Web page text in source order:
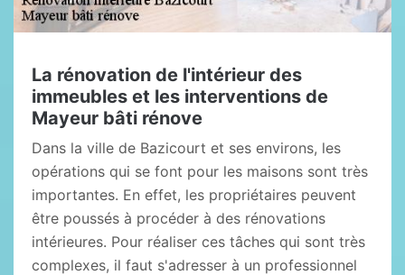
La rénovation de l'intérieur des
immeubles et les interventions de
Mayeur bâti rénove
Dans la ville de Bazicourt et ses environs, les
opérations qui se font pour les maisons sont très
importantes. En effet, les propriétaires peuvent
être poussés à procéder à des rénovations
intérieures. Pour réaliser ces tâches qui sont très
complexes, il faut s'adresser à un professionnel